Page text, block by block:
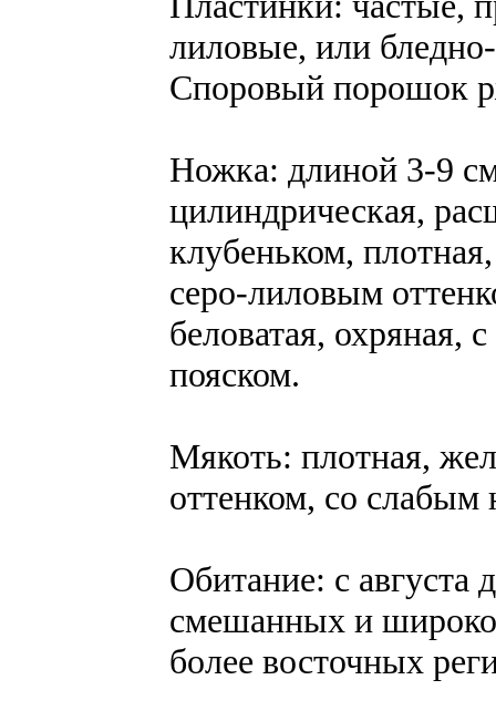
лиловые, или
Споровый порошок
Ножка: длиной 3-9
цилиндрическая,
клубеньком,
серо-лиловым
беловатая, охряная,
пояском.
Мякоть: плотная,
оттенком, со
Обитание: с августа
смешанных и
более восточных